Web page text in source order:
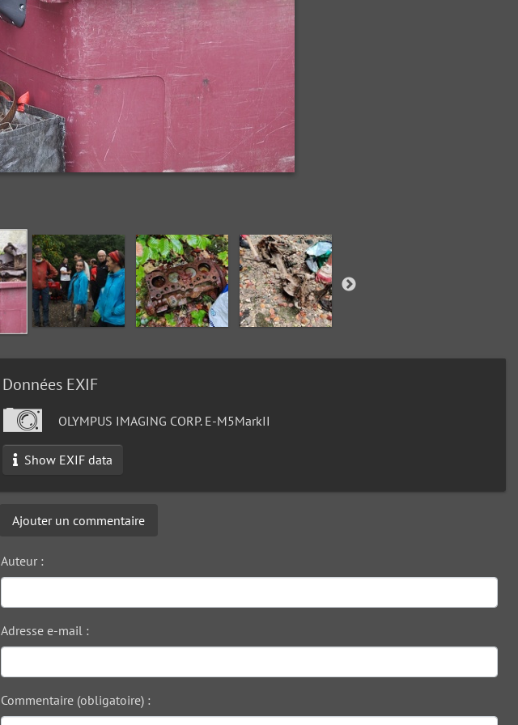
Données EXIF
OLYMPUS IMAGING CORP. E-M5MarkII
Show EXIF data
Ajouter un commentaire
Auteur :
Adresse e-mail :
Commentaire (obligatoire) :